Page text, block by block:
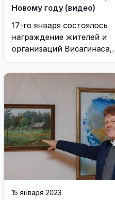
Новому году (видео)
17-го января состоялось
награждение жителей и
организаций Висагинаса,
которые приняли
создании незабываемой
атмосферы празднования
Рождества и нового года.
15 января 2023